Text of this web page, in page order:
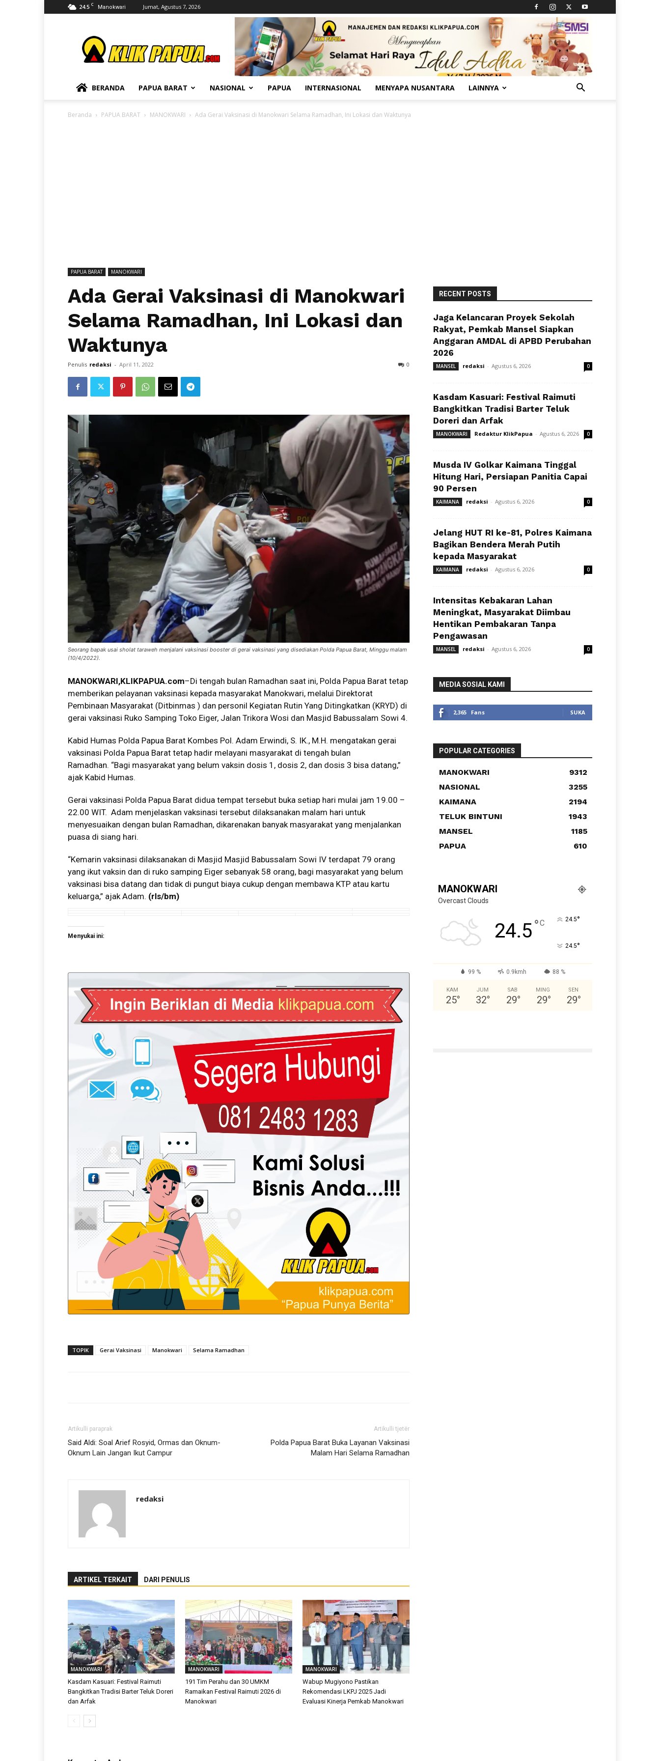
24.5 C Manokwari Jumat, Agustus 7, 2026
BERANDA PAPUA BARAT NASIONAL PAPUA INTERNASIONAL MENYAPA NUSANTARA LAINNYA
Beranda PAPUA BARAT MANOKWARI Ada Gerai Vaksinasi di Manokwari Selama Ramadhan, Ini Lokasi dan Waktunya
PAPUA BARAT MANOKWARI
Ada Gerai Vaksinasi di Manokwari
Selama Ramadhan, Ini Lokasi dan
Waktunya
Penulis redaksi - April 11, 2022 0
Seorang bapak usai sholat taraweh menjalani vaksinasi booster di gerai vaksinasi yang disediakan Polda Papua Barat, Minggu malam
(10/4/2022).
MANOKWARI,KLIKPAPUA.com–Di tengah bulan Ramadhan saat ini, Polda Papua Barat tetap
memberikan pelayanan vaksinasi kepada masyarakat Manokwari, melalui Direktorat
Pembinaan Masyarakat (Ditbinmas ) dan personil Kegiatan Rutin Yang Ditingkatkan (KRYD) di
gerai vaksinasi Ruko Samping Toko Eiger, Jalan Trikora Wosi dan Masjid Babussalam Sowi 4.
Kabid Humas Polda Papua Barat Kombes Pol. Adam Erwindi, S. IK., M.H. mengatakan gerai
vaksinasi Polda Papua Barat tetap hadir melayani masyarakat di tengah bulan
Ramadhan. “Bagi masyarakat yang belum vaksin dosis 1, dosis 2, dan dosis 3 bisa datang,”
ajak Kabid Humas.
Gerai vaksinasi Polda Papua Barat didua tempat tersebut buka setiap hari mulai jam 19.00 –
22.00 WIT. Adam menjelaskan vaksinasi tersebut dilaksanakan malam hari untuk
menyesuaikan dengan bulan Ramadhan, dikarenakan banyak masyarakat yang menjalankan
puasa di siang hari.
“Kemarin vaksinasi dilaksanakan di Masjid Masjid Babussalam Sowi IV terdapat 79 orang
yang ikut vaksin dan di ruko samping Eiger sebanyak 58 orang, bagi masyarakat yang belum
vaksinasi bisa datang dan tidak di pungut biaya cukup dengan membawa KTP atau kartu
keluarga,” ajak Adam. (rls/bm)
Menyukai ini:
TOPIK Gerai Vaksinasi Manokwari Selama Ramadhan
Artikulli paraprak
Said Aldi: Soal Arief Rosyid, Ormas dan Oknum-
Oknum Lain Jangan Ikut Campur
Artikulli tjetër
Polda Papua Barat Buka Layanan Vaksinasi
Malam Hari Selama Ramadhan
redaksi
ARTIKEL TERKAIT DARI PENULIS
MANOKWARI
Kasdam Kasuari: Festival Raimuti
Bangkitkan Tradisi Barter Teluk Doreri
dan Arfak
MANOKWARI
191 Tim Perahu dan 30 UMKM
Ramaikan Festival Raimuti 2026 di
Manokwari
MANOKWARI
Wabup Mugiyono Pastikan
Rekomendasi LKPJ 2025 Jadi
Evaluasi Kinerja Pemkab Manokwari
RECENT POSTS
Jaga Kelancaran Proyek Sekolah
Rakyat, Pemkab Mansel Siapkan
Anggaran AMDAL di APBD Perubahan
2026
MANSEL redaksi - Agustus 6, 2026 0
Kasdam Kasuari: Festival Raimuti
Bangkitkan Tradisi Barter Teluk
Doreri dan Arfak
MANOKWARI Redaktur KlikPapua - Agustus 6, 2026 0
Musda IV Golkar Kaimana Tinggal
Hitung Hari, Persiapan Panitia Capai
90 Persen
KAIMANA redaksi - Agustus 6, 2026 0
Jelang HUT RI ke-81, Polres Kaimana
Bagikan Bendera Merah Putih
kepada Masyarakat
KAIMANA redaksi - Agustus 6, 2026 0
Intensitas Kebakaran Lahan
Meningkat, Masyarakat Diimbau
Hentikan Pembakaran Tanpa
Pengawasan
MANSEL redaksi - Agustus 6, 2026 0
MEDIA SOSIAL KAMI
2,365 Fans SUKA
POPULAR CATEGORIES
MANOKWARI
9312
NASIONAL
3255
KAIMANA
2194
TELUK BINTUNI
1943
MANSEL
1185
PAPUA
610
MANOKWARI
Overcast Clouds
24.5°C 24.5°
24.5°
99 % 0.9kmh 88 %
KAM
25°
JUM
32°
SAB
29°
MING
29°
SEN
29°